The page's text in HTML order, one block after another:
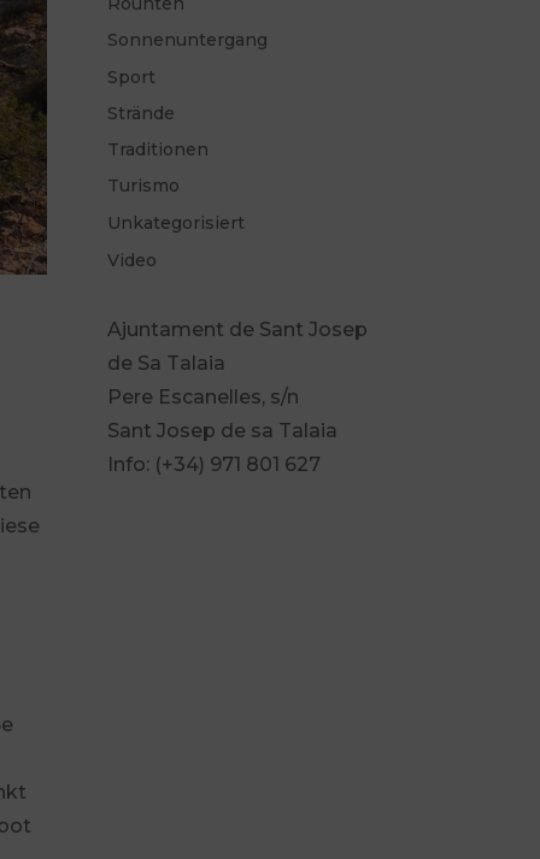
Sonnenuntergang
Sport
Strände
Traditionen
Turismo
Unkategorisiert
Video
Ajuntament de Sant Josep
de Sa Talaia
Pere Escanelles, s/n
Sant Josep de sa Talaia
Info: (+34) 971 801 627